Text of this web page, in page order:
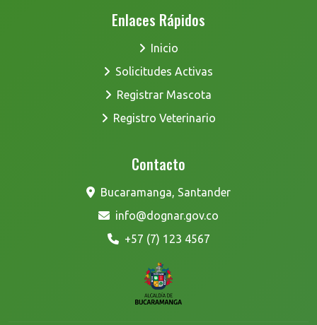
Enlaces Rápidos
Inicio
Solicitudes Activas
Registrar Mascota
Registro Veterinario
Contacto
Bucaramanga, Santander
info@dognar.gov.co
+57 (7) 123 4567